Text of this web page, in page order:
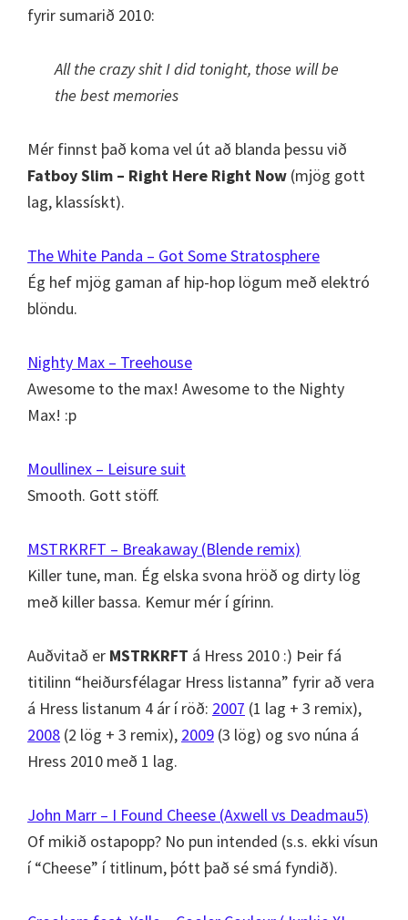
fyrir sumarið 2010:
All the crazy shit I did tonight, those will be
the best memories
Mér finnst það koma vel út að blanda þessu við
Fatboy Slim – Right Here Right Now (mjög gott
lag, klassískt).
The White Panda – Got Some Stratosphere
Ég hef mjög gaman af hip-hop lögum með elektró
blöndu.
Nighty Max – Treehouse
Awesome to the max! Awesome to the Nighty
Max! :p
Moullinex – Leisure suit
Smooth. Gott stöff.
MSTRKRFT – Breakaway (Blende remix)
Killer tune, man. Ég elska svona hröð og dirty lög
með killer bassa. Kemur mér í gírinn.
Auðvitað er MSTRKRFT á Hress 2010 :) Þeir fá
titilinn “heiðursfélagar Hress listanna” fyrir að vera
á Hress listanum 4 ár í röð: 2007 (1 lag + 3 remix),
2008 (2 lög + 3 remix), 2009 (3 lög) og svo núna á
Hress 2010 með 1 lag.
John Marr – I Found Cheese (Axwell vs Deadmau5)
Of mikið ostapopp? No pun intended (s.s. ekki vísun
í “Cheese” í titlinum, þótt það sé smá fyndið).